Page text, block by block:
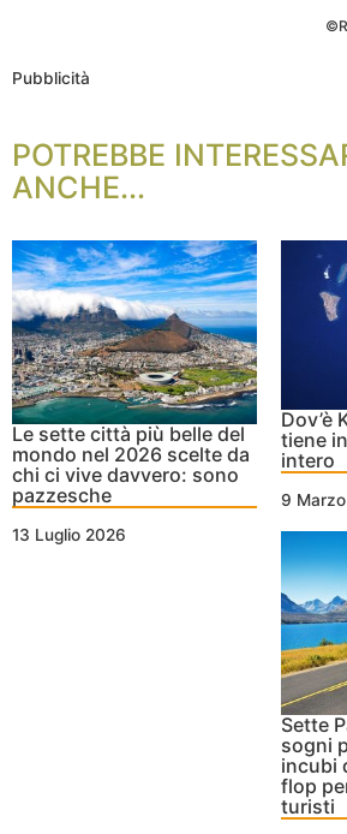
Pubblicità
POTREBBE
ANCHE...
Le sette città più belle del
mondo nel 2026 scelte da
chi ci vive davvero: sono
pazzesche
13 Luglio 2026
Dov’è
tiene
intero
9
Sette
sogni
incubi
flop
turisti